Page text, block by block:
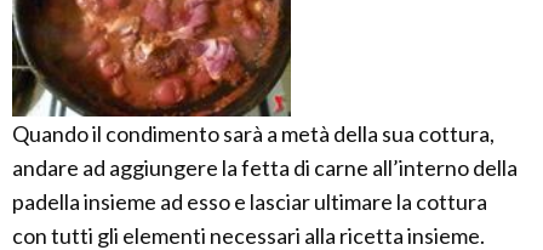
Quando il condimento sarà a metà della sua cottura,
andare ad aggiungere la fetta di carne all’interno della
padella insieme ad esso e lasciar ultimare la cottura
con tutti gli elementi necessari alla ricetta insieme.